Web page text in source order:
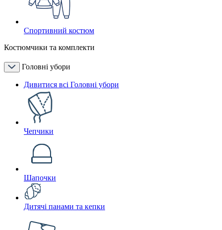
Спортивний костюм
Костюмчики та комплекти
Головні убори
Дивитися всі Головні убори
Чепчики
Шапочки
Дитячі панами та кепки